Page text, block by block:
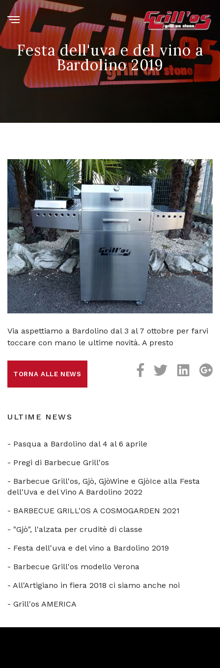
Festa dell'uva e del vino a
Bardolino 2019
Via aspettiamo a Bardolino dal 3 al 7 ottobre per farvi
toccare con mano le ultime novità. A presto
TORNA ALLE NEWS
ULTIME NEWS
- Pasqua a Bardolino dal 4 al 6 aprile
- Pregi di Barbecue Grill'os
- Barbecue Grill'os, Gjò, GjòWine e GjòIce alla Festa
dell'Uva e del Vino A Bardolino 2022
- BARBECUE GRILL'OS A COSMOGARDEN 2021
- "Gjò", l'alzata per cruditè di classe
- Festa dell'uva e del vino a Bardolino 2019
- Barbecue Grill'os modello Verona
- All'Artigiano in fiera 2018 ci siamo anche noi
- Grill'os AMERICA